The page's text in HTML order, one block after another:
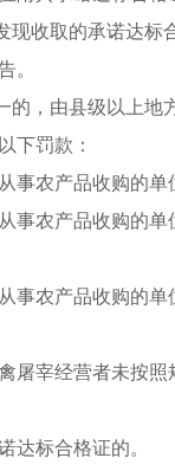
收取的承诺达标
。
的，由县级以上
下罚款：
事农产品收购的
事农产品收购的
事农产品收购的
屠宰经营者未按
达标合格证的。